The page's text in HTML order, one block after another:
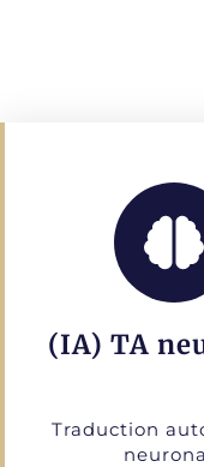
(IA) TA
Traduction